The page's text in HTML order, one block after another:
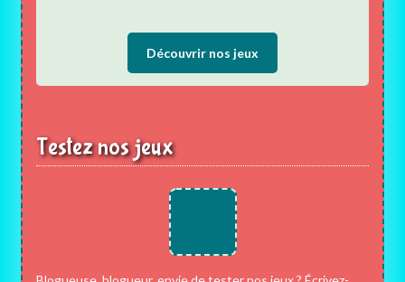
Découvrir nos jeux
Testez nos jeux